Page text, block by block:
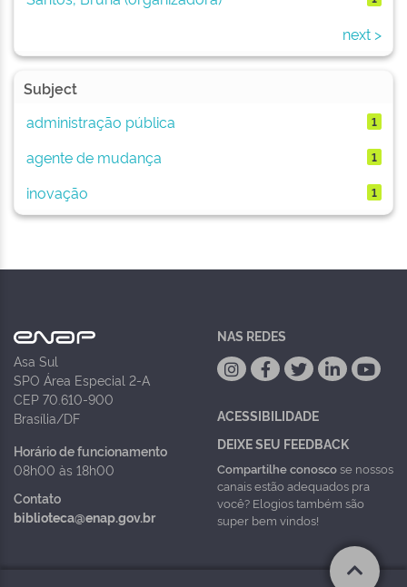
next >
Subject
administração pública
1
agente de mudança 1
inovação 1
Asa Sul
SPO Área Especial 2-A
CEP 70.610-900
Brasília/DF
Horário de funcionamento
08h00 às 18h00
Contato
biblioteca@enap.gov.br
NAS REDES
ACESSIBILIDADE
DEIXE SEU FEEDBACK
Compartilhe conoscose nossos
canais estão adequados pra
você? Elogios também são
super bem vindos!